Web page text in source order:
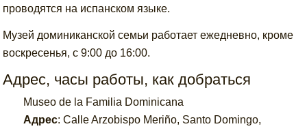
проводятся на испанском языке.
Музей доминиканской семьи работает ежедневно, кроме
воскресенья, с 9:00 до 16:00.
Адрес, часы работы, как добраться
Museo de la Familia Dominicana
Адрес:Calle Arzobispo Meriño, Santo Domingo,